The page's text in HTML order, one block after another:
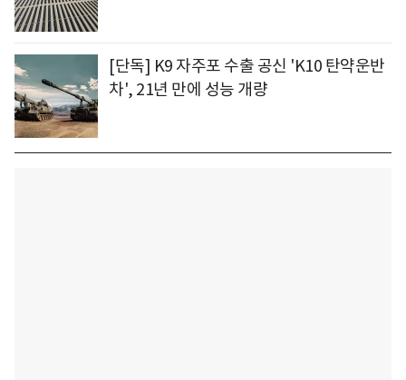
[단독] K9 자주포 수출 공신 'K10 탄약운반
차', 21년 만에 성능 개량